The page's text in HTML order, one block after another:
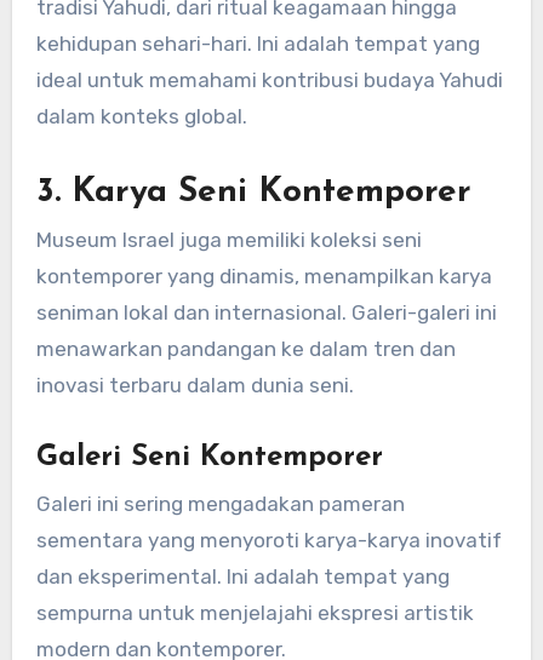
tradisi Yahudi, dari ritual keagamaan hingga
kehidupan sehari-hari. Ini adalah tempat yang
ideal untuk memahami kontribusi budaya Yahudi
dalam konteks global.
3. Karya Seni Kontemporer
Museum Israel juga memiliki koleksi seni
kontemporer yang dinamis, menampilkan karya
seniman lokal dan internasional. Galeri-galeri ini
menawarkan pandangan ke dalam tren dan
inovasi terbaru dalam dunia seni.
Galeri Seni Kontemporer
Galeri ini sering mengadakan pameran
sementara yang menyoroti karya-karya inovatif
dan eksperimental. Ini adalah tempat yang
sempurna untuk menjelajahi ekspresi artistik
modern dan kontemporer.